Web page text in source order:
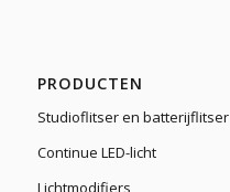
PRODUCTEN
Studioflitser en batterijflitser
Continue LED-licht
Lichtmodifiers